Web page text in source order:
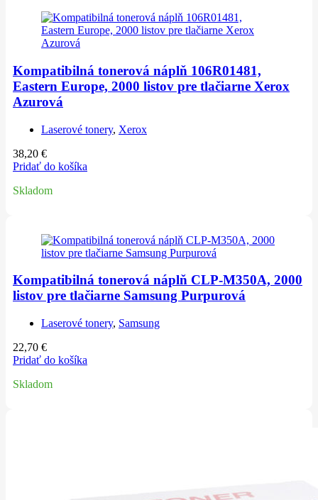
Kompatibilná tonerová náplň 106R01481,
Eastern Europe, 2000 listov pre tlačiarne Xerox
Azurová
Laserové tonery, Xerox
38,20 €
Pridať do košíka
Skladom
Kompatibilná tonerová náplň CLP-M350A, 2000
listov pre tlačiarne Samsung Purpurová
Laserové tonery, Samsung
22,70 €
Pridať do košíka
Skladom